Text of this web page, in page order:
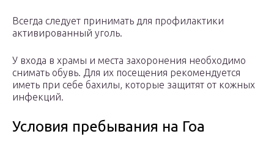
Всегда следует принимать для профилактики
активированный уголь.
У входа в храмы и места захоронения необходимо
снимать обувь. Для их посещения рекомендуется
иметь при себе бахилы, которые защитят от кожных
инфекций.
Условия пребывания на Гоа